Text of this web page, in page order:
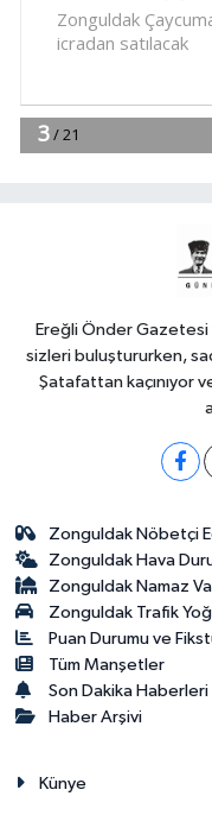
Ereğli Önder
sizleri buluştururken,
Şatafattan kaçınıyor
Zonguldak Nöbetçi
Zonguldak Hava
Zonguldak Namaz
Zonguldak Trafik
Puan Durumu ve
Tüm Manşetler
Son Dakika Haberleri
Haber Arşivi
Künye